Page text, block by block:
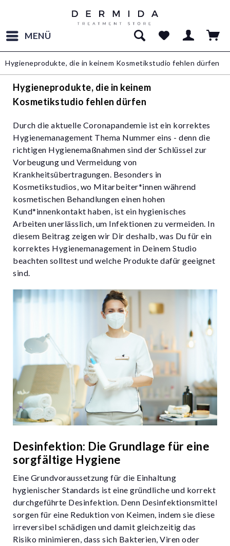
MENÜ
Hygieneprodukte, die in keinem Kosmetikstudio fehlen dürfen
Hygieneprodukte, die in keinem
Kosmetikstudio fehlen dürfen
Durch die aktuelle Coronapandemie ist ein korrektes
Hygienemanagement Thema Nummer eins - denn die
richtigen Hygienemaßnahmen sind der Schlüssel zur
Vorbeugung und Vermeidung von
Krankheitsübertragungen. Besonders in
Kosmetikstudios, wo Mitarbeiter*innen während
kosmetischen Behandlungen einen hohen
Kund*innenkontakt haben, ist ein hygienisches
Arbeiten unerlässlich, um Infektionen zu vermeiden. In
diesem Beitrag zeigen wir Dir deshalb, was Du für ein
korrektes Hygienemanagement in Deinem Studio
beachten solltest und welche Produkte dafür geeignet
sind.
Desinfektion: Die Grundlage für eine
sorgfältige Hygiene
Eine Grundvoraussetzung für die Einhaltung
hygienischer Standards ist eine gründliche und korrekt
durchgeführte Desinfektion. Denn Desinfektionsmittel
sorgen für eine Reduktion von Keimen, indem sie diese
irreversibel schädigen und damit gleichzeitig das
Risiko minimieren, dass sich Bakterien, Viren oder